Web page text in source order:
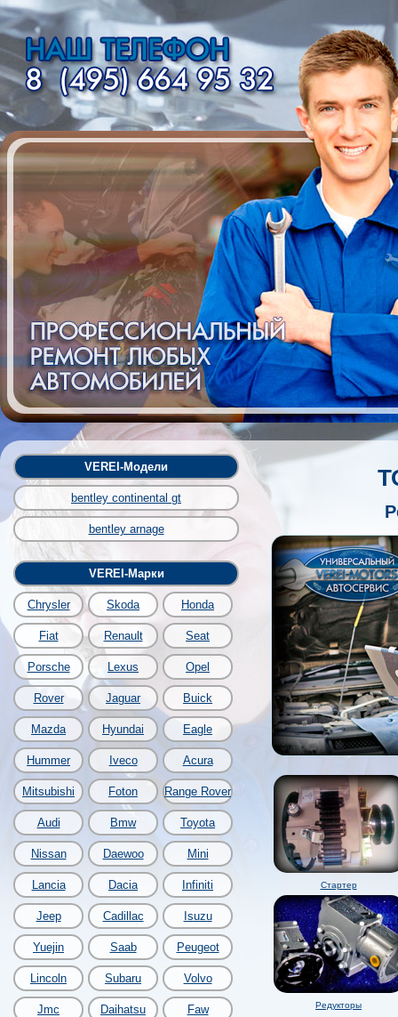
VEREI-Модели
bentley continental gt
bentley arnage
VEREI-Марки
Chrysler Skoda Honda
Fiat Renault Seat
Porsche Lexus Opel
Rover Jaguar Buick
Mazda Hyundai Eagle
Hummer Iveco Acura
Mitsubishi Foton Range Rover
Audi Bmw Toyota
Nissan Daewoo Mini
Lancia Dacia Infiniti
Jeep Cadillac Isuzu
Yuejin Saab Peugeot
Lincoln Subaru Volvo
Jmc Daihatsu Faw
Стартер
Редукторы